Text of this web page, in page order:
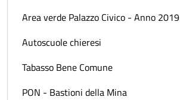
Area verde Palazzo Civico - Anno 2019
Autoscuole chieresi
Tabasso Bene Comune
PON - Bastioni della Mina